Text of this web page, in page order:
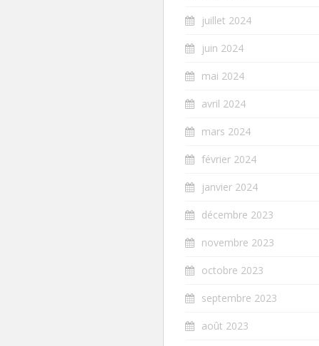
juillet 2024
juin 2024
mai 2024
avril 2024
mars 2024
février 2024
janvier 2024
décembre 2023
novembre 2023
octobre 2023
septembre 2023
août 2023